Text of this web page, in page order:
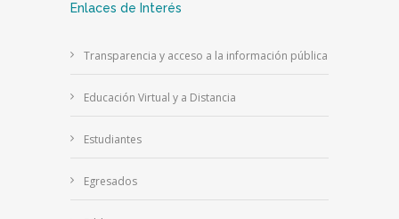
Enlaces de Interés
Transparencia y acceso a la información pública
Educación Virtual y a Distancia
Estudiantes
Egresados